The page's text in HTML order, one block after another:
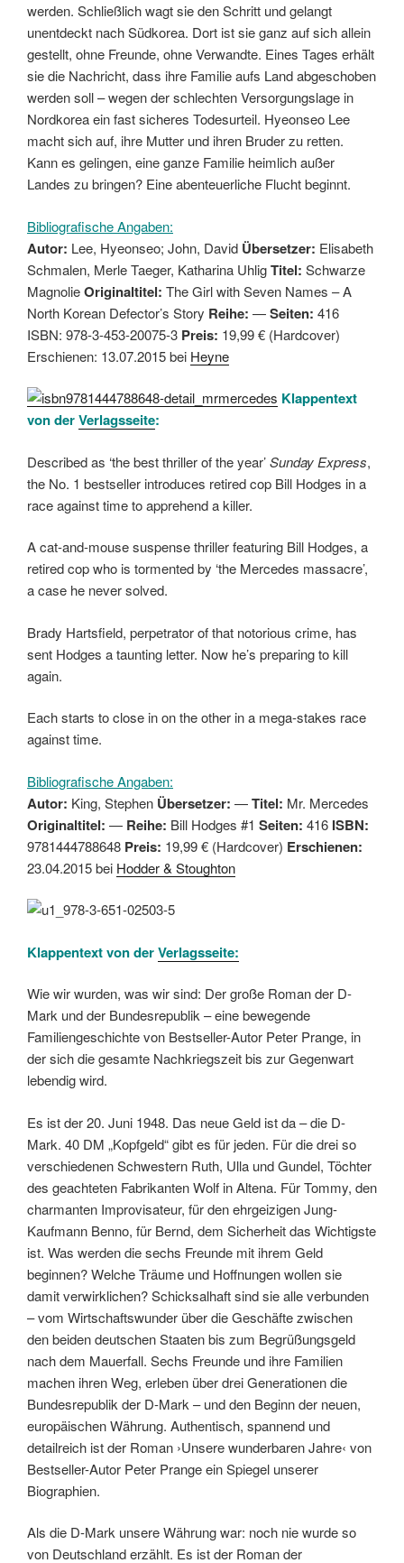
werden. Schließlich wagt sie den Schritt und gelangt
unentdeckt nach Südkorea. Dort ist sie ganz auf sich allein
gestellt, ohne Freunde, ohne Verwandte. Eines Tages erhält
sie die Nachricht, dass ihre Familie aufs Land abgeschoben
werden soll – wegen der schlechten Versorgungslage in
Nordkorea ein fast sicheres Todesurteil. Hyeonseo Lee
macht sich auf, ihre Mutter und ihren Bruder zu retten.
Kann es gelingen, eine ganze Familie heimlich außer
Landes zu bringen? Eine abenteuerliche Flucht beginnt.
Bibliografische Angaben:
Autor: Lee, Hyeonseo; John, David Übersetzer: Elisabeth
Schmalen, Merle Taeger, Katharina UhligTitel: Schwarze
MagnolieOriginaltitel: The Girl with Seven Names – A
North Korean Defector’s Story Reihe: —Seiten: 416
ISBN: 978-3-453-20075-3 Preis: 19,99 € (Hardcover)
Erschienen: 13.07.2015 bei Heyne
Klappentext
von derVerlagsseite:
Described as ‘the best thriller of the year’Sunday Express,
the No. 1 bestseller introduces retired cop Bill Hodges in a
race against time to apprehend a killer.
A cat-and-mouse suspense thriller featuring Bill Hodges, a
retired cop who is tormented by ‘the Mercedes massacre’,
a case he never solved.
Brady Hartsfield, perpetrator of that notorious crime, has
sent Hodges a taunting letter. Now he’s preparing to kill
again.
Each starts to close in on the other in a mega-stakes race
against time.
Bibliografische Angaben:
Autor: King, Stephen Übersetzer: —Titel: Mr. Mercedes
Originaltitel: — Reihe: Bill Hodges #1 Seiten: 416 ISBN:
9781444788648 Preis: 19,99 € (Hardcover) Erschienen:
23.04.2015 bei Hodder & Stoughton
Klappentext von derVerlagsseite:
Wie wir wurden, was wir sind: Der große Roman der D-
Mark und der Bundesrepublik – eine bewegende
Familiengeschichte von Bestseller-Autor Peter Prange, in
der sich die gesamte Nachkriegszeit bis zur Gegenwart
lebendig wird.
Es ist der 20. Juni 1948. Das neue Geld ist da – die D-
Mark. 40 DM „Kopfgeld“ gibt es für jeden. Für die drei so
verschiedenen Schwestern Ruth, Ulla und Gundel, Töchter
des geachteten Fabrikanten Wolf in Altena. Für Tommy, den
charmanten Improvisateur, für den ehrgeizigen Jung-
Kaufmann Benno, für Bernd, dem Sicherheit das Wichtigste
ist. Was werden die sechs Freunde mit ihrem Geld
beginnen? Welche Träume und Hoffnungen wollen sie
damit verwirklichen? Schicksalhaft sind sie alle verbunden
– vom Wirtschaftswunder über die Geschäfte zwischen
den beiden deutschen Staaten bis zum Begrüßungsgeld
nach dem Mauerfall. Sechs Freunde und ihre Familien
machen ihren Weg, erleben über drei Generationen die
Bundesrepublik der D-Mark – und den Beginn der neuen,
europäischen Währung. Authentisch, spannend und
detailreich ist der Roman ›Unsere wunderbaren Jahre‹ von
Bestseller-Autor Peter Prange ein Spiegel unserer
Biographien.
Als die D-Mark unsere Währung war: noch nie wurde so
von Deutschland erzählt. Es ist der Roman der